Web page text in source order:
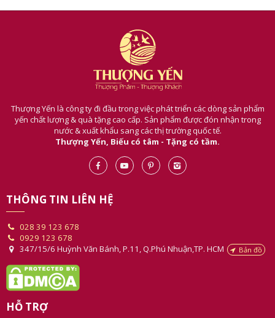
Thượng Yến là công ty đi đầu trong việc phát triển các dòng sản phẩm
yến chất lượng & quà tặng cao cấp. Sản phẩm được đón nhận trong
nước & xuất khẩu sang các thị trường quốc tế.
Thượng Yến, Biếu có tâm - Tặng có tầm.
THÔNG TIN LIÊN HỆ
028 39 123 678
0929 123 678
347/15/6 Huỳnh Văn Bánh, P.11, Q.Phú Nhuận,TP. HCM
Bản đồ
HỖ TRỢ